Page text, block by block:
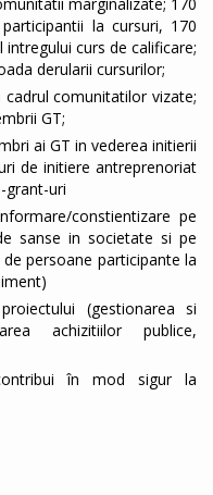
la cursuri, 170
curs de calificare;
derularii cursurilor;
comunitatilor vizate;
GT;
ai GT in vederea initierii
de initiere antreprenoriat
grant-uri
constientizare pe
sanse in societate si pe
persoane participante la
(gestionarea si
achizitiilor publice,
în mod sigur la